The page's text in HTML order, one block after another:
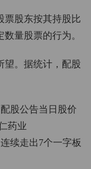
票股东按其持股比
量股票的行为。
望。据统计，配股
股公告当日股价
药业
续走出7个一字板